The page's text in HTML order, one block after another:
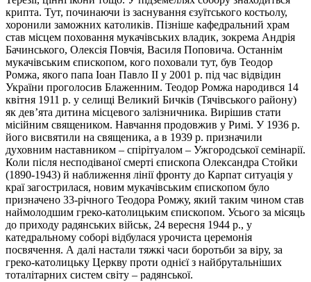
крипта. Тут, починаючи із заснування єзуїтського костьолу,
хоронили заможних католиків. Пізніше кафедральний храм
став місцем поховання мукачівських владик, зокрема Андрія
Бачинського, Олексія Повчія, Василя Поповича. Останнім
мукачівським єпископом, кого поховали тут, був Теодор
Ромжа, якого папа Іоан Павло II у 2001 р. під час відвідин
України проголосив Блаженним. Теодор Ромжа народився 14
квітня 1911 р. у селищі Великий Бичків (Тячівського району)
як дев’ята дитина місцевого залізничника. Вирішив стати
місійним священиком. Навчання продовжив у Римі. У 1936 р.
його висвятили на священика, а в 1939 р. призначили
духовним наставником – спірітуалом – Ужгородської семінарії.
Коли після несподіваної смерті єпископа Олександра Стойки
(1890-1943) й наближення лінії фронту до Карпат ситуація у
краї загострилася, новим мукачівським єпископом було
призначено 33-річного Теодора Ромжу, який таким чином став
наймолодшим греко-католицьким єпископом. Усього за місяць
до приходу радянських військ, 24 вересня 1944 р., у
катедральному соборі відбулася урочиста церемонія
посвячення. А далі настали тяжкі часи боротьби за віру, за
греко-католицьку Церкву проти однієї з найбрутальніших
тоталітарних систем світу – радянської.